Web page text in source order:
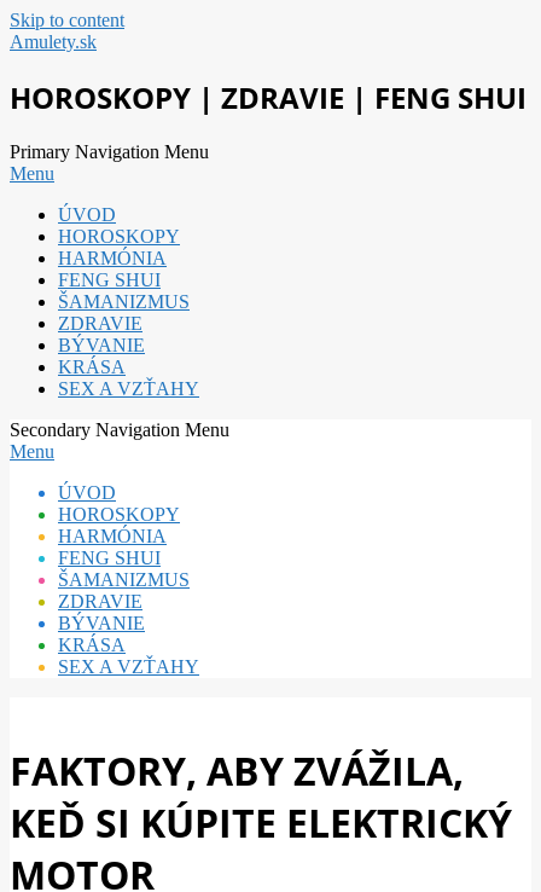
Skip to content
Amulety.sk
HOROSKOPY | ZDRAVIE | FENG SHUI
Primary Navigation Menu
Menu
ÚVOD
HOROSKOPY
HARMÓNIA
FENG SHUI
ŠAMANIZMUS
ZDRAVIE
BÝVANIE
KRÁSA
SEX A VZŤAHY
Secondary Navigation Menu
Menu
ÚVOD
HOROSKOPY
HARMÓNIA
FENG SHUI
ŠAMANIZMUS
ZDRAVIE
BÝVANIE
KRÁSA
SEX A VZŤAHY
FAKTORY, ABY ZVÁŽILA,
KEĎ SI KÚPITE ELEKTRICKÝ
MOTOR